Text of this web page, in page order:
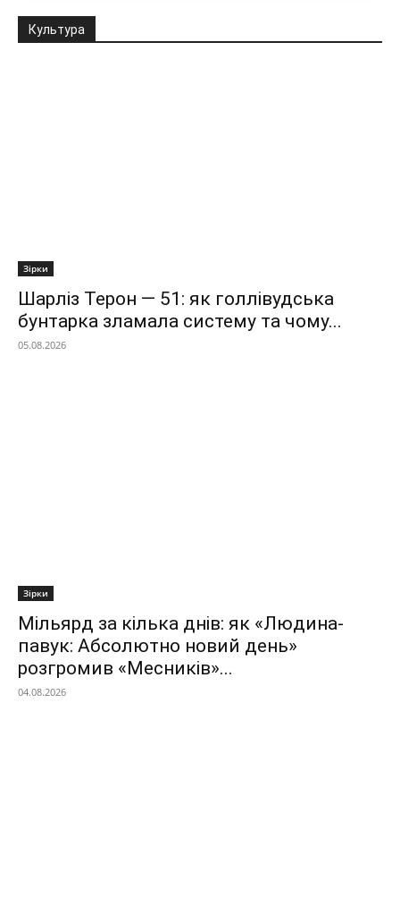
Культура
Зірки
Шарліз Терон — 51: як голлівудська
бунтарка зламала систему та чому...
05.08.2026
Зірки
Мільярд за кілька днів: як «Людина-
павук: Абсолютно новий день»
розгромив «Месників»...
04.08.2026